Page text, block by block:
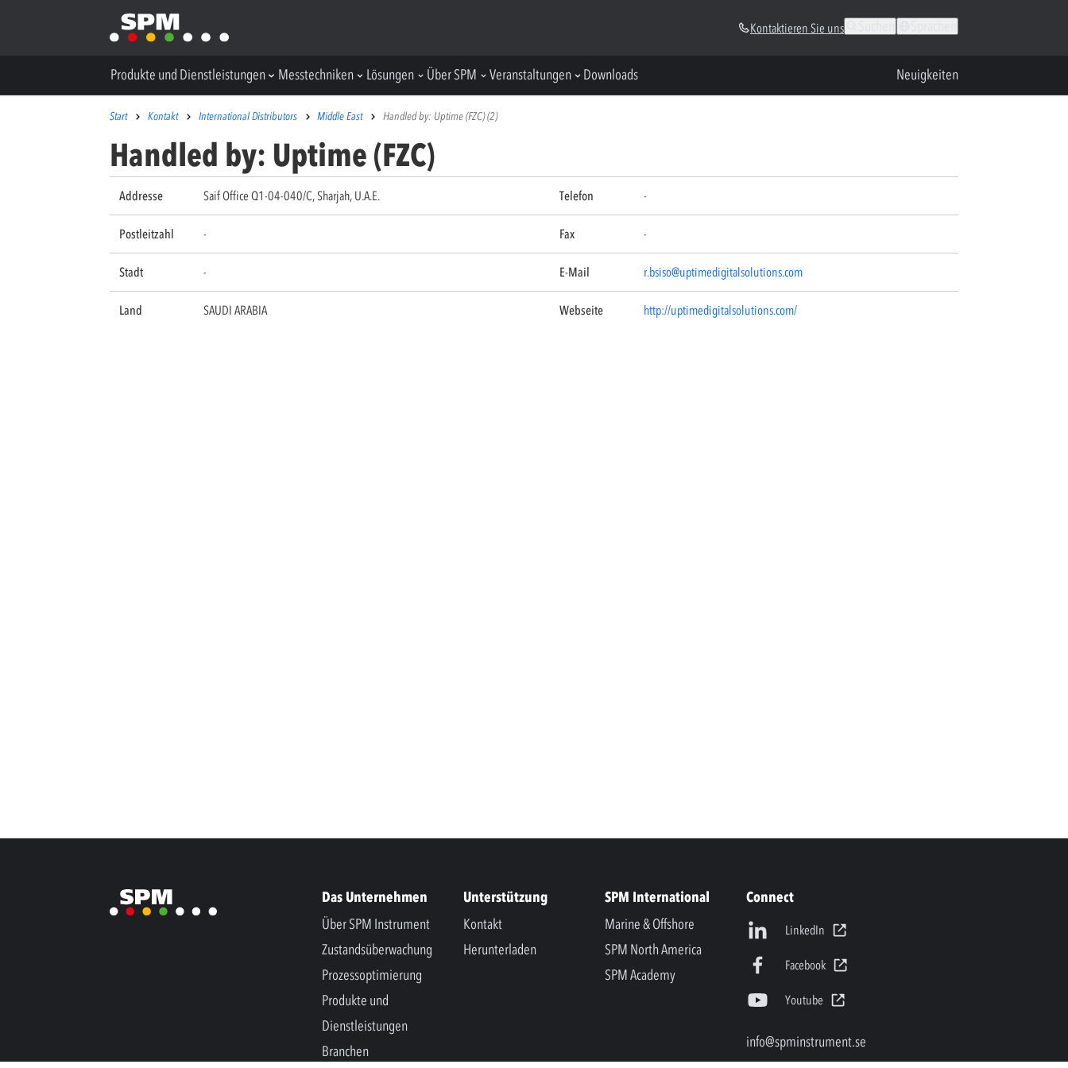
Kontaktieren Sie uns
Produkte und Dienstleistungen Messtechniken Lösungen Über SPM Veranstaltungen Downloads Neuigkeiten
Start Kontakt International Distributors Middle East Handled by: Uptime (FZC) (2)
Handled by: Uptime (FZC)
Addresse Saif Office Q1-04-040/C, Sharjah, U.A.E. Telefon -
Postleitzahl - Fax -
Stadt - E-Mail r.bsiso@uptimedigitalsolutions.com
Land SAUDI ARABIA Webseite http://uptimedigitalsolutions.com/
Das Unternehmen
Über SPM Instrument
Zustandsüberwachung
Prozessoptimierung
Produkte und
Dienstleistungen
Branchen
Unterstützung
Kontakt
Herunterladen
SPM International
Marine & Offshore
SPM North America
SPM Academy
Connect
LinkedIn
Facebook
Youtube
info@spminstrument.se